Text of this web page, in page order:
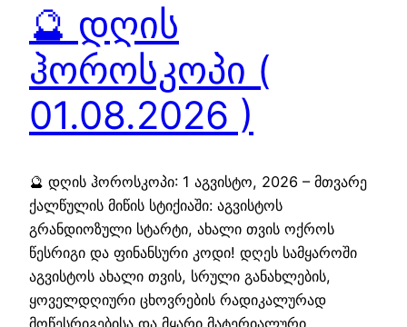
🔮 დღის
ჰოროსკოპი (
01.08.2026 )
🔮 დღის ჰოროსკოპი: 1 აგვისტო, 2026 – მთვარე
ქალწულის მიწის სტიქიაში: აგვისტოს
გრანდიოზული სტარტი, ახალი თვის ოქროს
წესრიგი და ფინანსური კოდი! დღეს სამყაროში
აგვისტოს ახალი თვის, სრული განახლების,
ყოველდღიური ცხოვრების რადიკალურად